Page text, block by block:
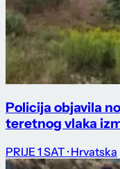
Policija objavila
teretnog vlaka
PRIJE 1 SAT · Hrvatska